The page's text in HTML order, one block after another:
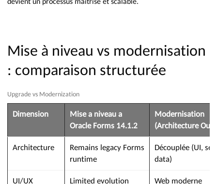
Mise à niveau vs modernisation
: comparaison structurée
Upgrade vs Modernization
Dimension
Mise a niveau a
Oracle Forms 14.1.2
Modernisation
(Architecture
Architecture
Remains legacy Forms
runtime
Découplée (UI,
data)
UI/UX Limited evolution
Web moderne